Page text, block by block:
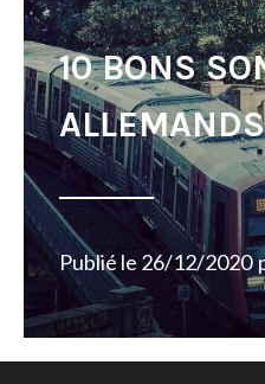
10 BONS
Publié le 26/12/2020